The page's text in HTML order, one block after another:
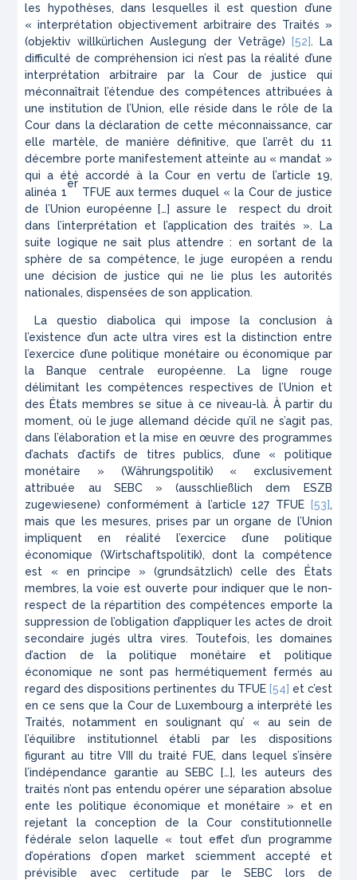
les hypothèses, dans lesquelles il est question d’une
« interprétation objectivement arbitraire des Traités »
(objektiv willkürlichen Auslegung der Veträge) [52]. La
difficulté de compréhension ici n’est pas la réalité d’une
interprétation arbitraire par la Cour de justice qui
méconnaîtrait l’étendue des compétences attribuées à
une institution de l’Union, elle réside dans le rôle de la
Cour dans la déclaration de cette méconnaissance, car
elle martèle, de manière définitive, que l’arrêt du 11
décembre porte manifestement atteinte au « mandat »
qui a été accordé à la Cour en vertu de l’article 19,
alinéa 1
er
TFUE aux termes duquel « la Cour de justice
de l’Union européenne […] assure le respect du droit
dans l’interprétation et l’application des traités ». La
suite logique ne sait plus attendre : en sortant de la
sphère de sa compétence, le juge européen a rendu
une décision de justice qui ne lie plus les autorités
nationales, dispensées de son application.
Laquestio diabolica qui impose la conclusion à
l’existence d’un acteultra vires est la distinction entre
l’exercice d’une politique monétaire ou économique par
la Banque centrale européenne. La ligne rouge
délimitant les compétences respectives de l’Union et
des États membres se situe à ce niveau-là. À partir du
moment, où le juge allemand décide qu’il ne s’agit pas,
dans l’élaboration et la mise en œuvre des programmes
d’achats d’actifs de titres publics, d’une « politique
monétaire » (Währungspolitik) « exclusivement
attribuée au SEBC » (ausschließlich dem ESZB
zugewiesene) conformément à l’article 127 TFUE [53],
mais que les mesures, prises par un organe de l’Union
impliquent en réalité l’exercice d’une politique
économique (Wirtschaftspolitik), dont la compétence
est « en principe » (grundsätzlich) celle des États
membres, la voie est ouverte pour indiquer que le non-
respect de la répartition des compétences emporte la
suppression de l’obligation d’appliquer les actes de droit
secondaire jugésultra vires. Toutefois, les domaines
d’action de la politique monétaire et politique
économique ne sont pas hermétiquement fermés au
regard des dispositions pertinentes du TFUE [54] et c’est
en ce sens que la Cour de Luxembourg a interprété les
Traités, notamment en soulignant qu’ « au sein de
l’équilibre institutionnel établi par les dispositions
figurant au titre VIII du traité FUE, dans lequel s’insère
l’indépendance garantie au SEBC […], les auteurs des
traités n’ont pas entendu opérer une séparation absolue
ente les politique économique et monétaire » et en
rejetant la conception de la Cour constitutionnelle
fédérale selon laquelle « tout effet d’un programme
d’opérations d’open market sciemment accepté et
prévisible avec certitude par le SEBC lors de